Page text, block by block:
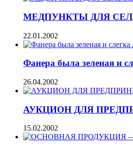
МЕДПУНКТЫ ДЛЯ
22.01.2002
Фанера была зеленая и
26.04.2002
АУКЦИОН ДЛЯ
15.02.2002